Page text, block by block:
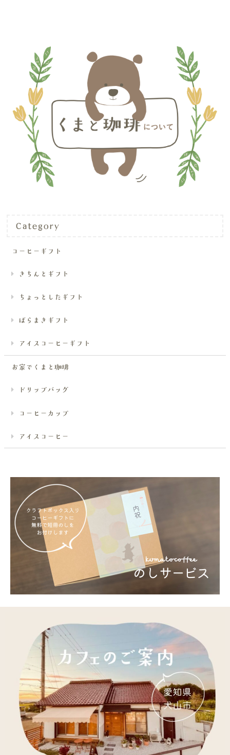
Category
コーヒーギフト
きちんとギフト
ちょっとしたギフト
ばらまきギフト
アイスコーヒーギフト
お家でくまと珈琲
ドリップバッグ
コーヒーカップ
アイスコーヒー